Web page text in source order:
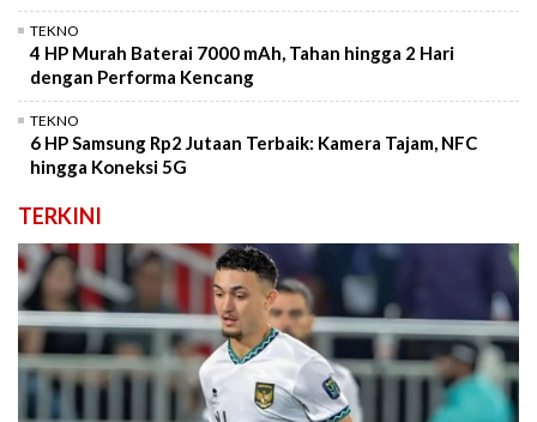
TEKNO
4 HP Murah Baterai 7000 mAh, Tahan hingga 2 Hari
dengan Performa Kencang
TEKNO
6 HP Samsung Rp2 Jutaan Terbaik: Kamera Tajam, NFC
hingga Koneksi 5G
TERKINI